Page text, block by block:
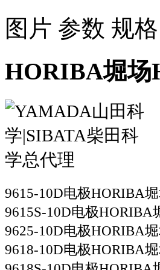
图片 参数 规
HORIBA堀场
9615-10D电极HORIBA
9615S-10D电极HORIBA
9625-10D电极HORIBA
9618-10D电极HORIBA